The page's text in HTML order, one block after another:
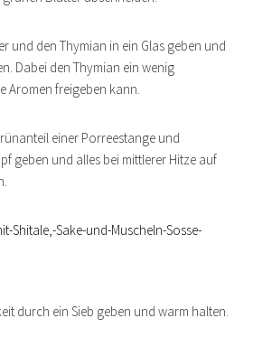
und den Thymian in ein Glas geben und
Dabei den Thymian ein wenig
Aromen freigeben kann.
einer Porreestange und
geben und alles bei mittlerer Hitze auf
durch ein Sieb geben und warm halten.